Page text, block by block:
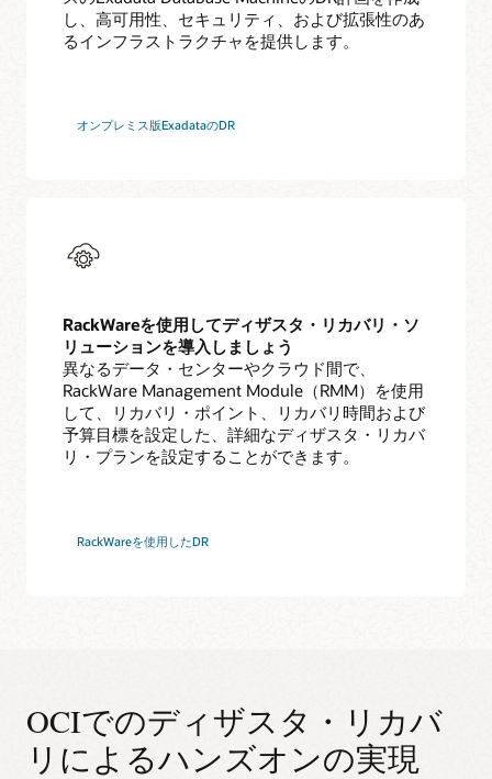
し、高可用性、セキュリティ、および拡張性のあ
るインフラストラクチャを提供します。
オンプレミス版ExadataのDR
RackWareを使用してディザスタ・リカバリ・ソ
リューションを導入しましょう
異なるデータ・センターやクラウド間で、
RackWare Management Module（RMM）を使用
して、リカバリ・ポイント、リカバリ時間および
予算目標を設定した、詳細なディザスタ・リカバ
リ・プランを設定することができます。
RackWareを使用したDR
OCIでのディザスタ・リカバ
リによるハンズオンの実現